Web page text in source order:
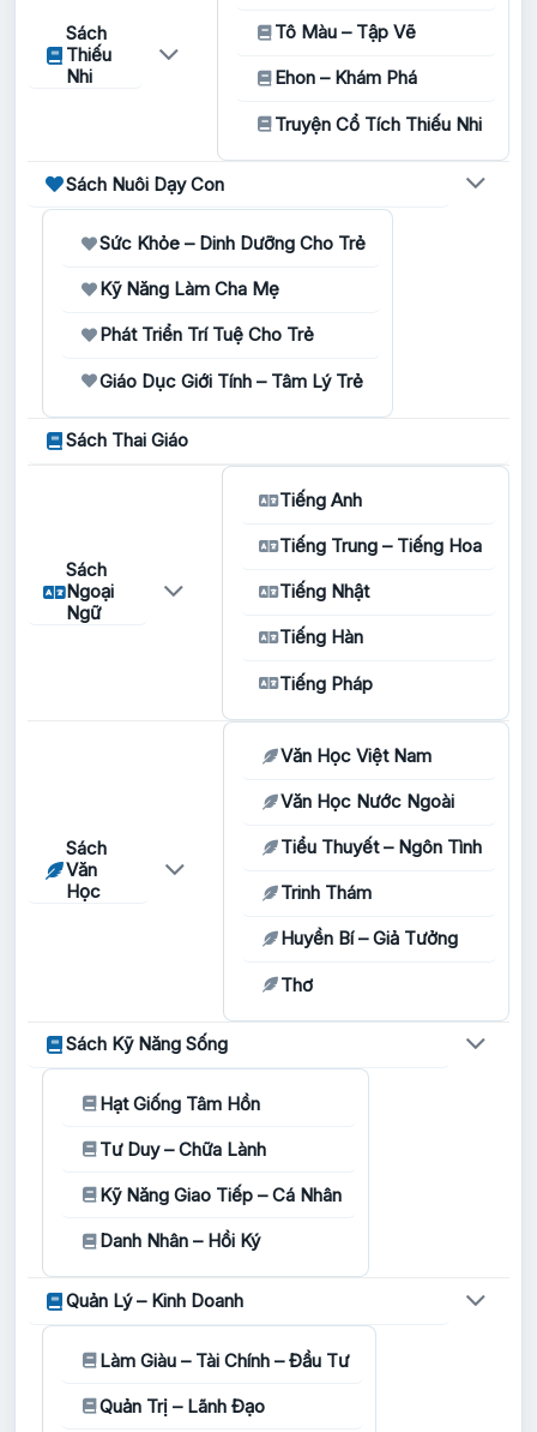
Sách
Thiếu
Nhi
Tô Màu – Tập Vẽ
Ehon – Khám Phá
Truyện Cổ Tích Thiếu Nhi
Sách Nuôi Dạy Con
Sức Khỏe – Dinh Dưỡng Cho Trẻ
Kỹ Năng Làm Cha Mẹ
Phát Triển Trí Tuệ Cho Trẻ
Giáo Dục Giới Tính – Tâm Lý Trẻ
Sách Thai Giáo
Sách
Ngoại
Ngữ
Tiếng Anh
Tiếng Trung – Tiếng Hoa
Tiếng Nhật
Tiếng Hàn
Tiếng Pháp
Sách
Văn
Học
Văn Học Việt Nam
Văn Học Nước Ngoài
Tiểu Thuyết – Ngôn Tình
Trinh Thám
Huyền Bí – Giả Tưởng
Thơ
Sách Kỹ Năng Sống
Hạt Giống Tâm Hồn
Tư Duy – Chữa Lành
Kỹ Năng Giao Tiếp – Cá Nhân
Danh Nhân – Hồi Ký
Quản Lý – Kinh Doanh
Làm Giàu – Tài Chính – Đầu Tư
Quản Trị – Lãnh Đạo